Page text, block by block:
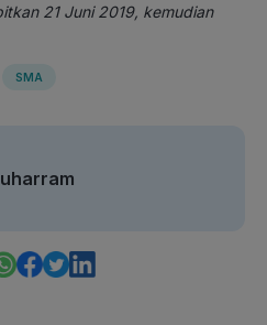
21 Juni 2019, kemudian
SMA